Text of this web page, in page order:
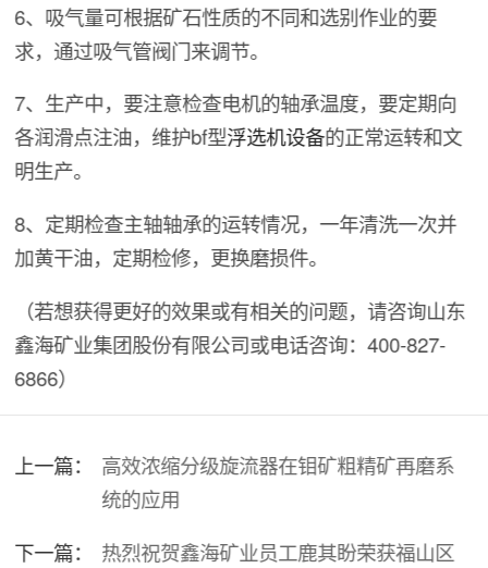
6、吸气量可根据矿石性质的不同和选别作业的要
求，通过吸气管阀门来调节。
7、生产中，要注意检查电机的轴承温度，要定期向
各润滑点注油，维护bf型浮选机设备的正常运转和文
明生产。
8、定期检查主轴轴承的运转情况，一年清洗一次并
加黄干油，定期检修，更换磨损件。
（若想获得更好的效果或有相关的问题，请咨询山东
鑫海矿业集团股份有限公司或电话咨询：400-827-
6866）
上一篇：
高效浓缩分级旋流器在钼矿粗精矿再磨系
统的应用
下一篇：
热烈祝贺鑫海矿业员工鹿其盼荣获福山区